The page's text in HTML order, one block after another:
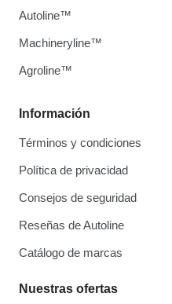
Información
Términos y condiciones
Política de privacidad
Consejos de seguridad
Reseñas de Autoline
Catálogo de marcas
Nuestras ofertas
Autoline™
Machineryline™
Agroline™